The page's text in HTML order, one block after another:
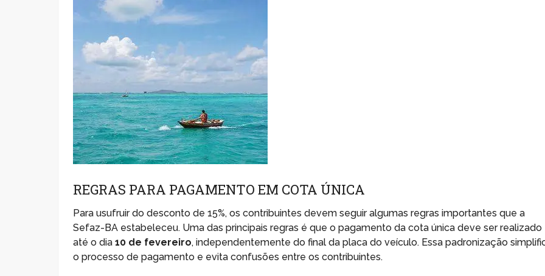
REGRAS PARA PAGAMENTO EM COTA ÚNICA
Para usufruir do desconto de 15%, os contribuintes devem seguir algumas regras importantes que a
Sefaz-BA estabeleceu. Uma das principais regras é que o pagamento da cota única deve ser realizado
até o dia10 de fevereiro, independentemente do final da placa do veículo. Essa padronização
o processo de pagamento e evita confusões entre os contribuintes.